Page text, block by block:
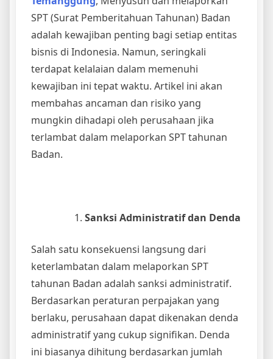
SPT (Surat Pemberitahuan Tahunan) Badan
adalah kewajiban penting bagi setiap entitas
bisnis di Indonesia. Namun, seringkali
terdapat kelalaian dalam memenuhi
kewajiban ini tepat waktu. Artikel ini akan
membahas ancaman dan risiko yang
mungkin dihadapi oleh perusahaan jika
terlambat dalam melaporkan SPT tahunan
Badan.
Sanksi Administratif dan Denda
Salah satu konsekuensi langsung dari
keterlambatan dalam melaporkan SPT
tahunan Badan adalah sanksi administratif.
Berdasarkan peraturan perpajakan yang
berlaku, perusahaan dapat dikenakan denda
administratif yang cukup signifikan. Denda
ini biasanya dihitung berdasarkan jumlah